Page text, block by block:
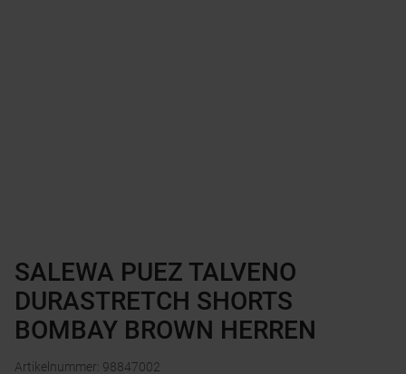
SALEWA PUEZ TALVENO
DURASTRETCH SHORTS
BOMBAY BROWN HERREN
Artikelnummer: 98847002